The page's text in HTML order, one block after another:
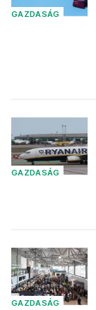
GAZDASÁG
GAZDASÁG
GAZDASÁG